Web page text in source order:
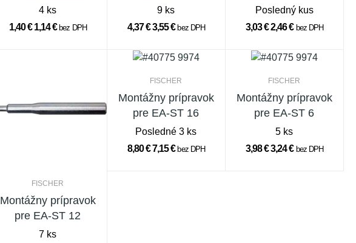
4 ks
1,40 €1,14 €bez DPH
9 ks
4,37 €3,55 €bez DPH
lištu Coaxis
Posledný kus
3,03 €2,46 € bez DPH
FISCHER
Montážny prípravok
pre EA-ST 12
7 ks
FISCHER
Montážny prípravok
pre EA-ST 16
Posledné 3 ks
8,80 €7,15 €bez DPH
FISCHER
Montážny prípravok
pre EA-ST 6
5 ks
3,98 €3,24 € bez DPH